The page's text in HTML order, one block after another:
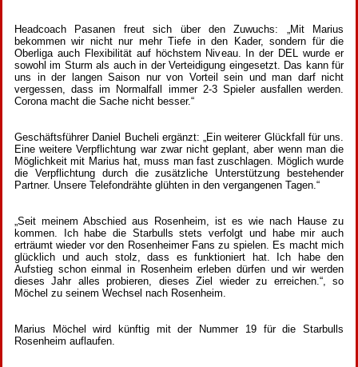
Headcoach Pasanen freut sich über den Zuwuchs: „Mit Marius
bekommen wir nicht nur mehr Tiefe in den Kader, sondern für die
Oberliga auch Flexibilität auf höchstem Niveau. In der DEL wurde er
sowohl im Sturm als auch in der Verteidigung eingesetzt. Das kann für
uns in der langen Saison nur von Vorteil sein und man darf nicht
vergessen, dass im Normalfall immer 2-3 Spieler ausfallen werden.
Corona macht die Sache nicht besser.“
Geschäftsführer Daniel Bucheli ergänzt: „Ein weiterer Glückfall für uns.
Eine weitere Verpflichtung war zwar nicht geplant, aber wenn man die
Möglichkeit mit Marius hat, muss man fast zuschlagen. Möglich wurde
die Verpflichtung durch die zusätzliche Unterstützung bestehender
Partner. Unsere Telefondrähte glühten in den vergangenen Tagen.“
„Seit meinem Abschied aus Rosenheim, ist es wie nach Hause zu
kommen. Ich habe die Starbulls stets verfolgt und habe mir auch
erträumt wieder vor den Rosenheimer Fans zu spielen. Es macht mich
glücklich und auch stolz, dass es funktioniert hat. Ich habe den
Aufstieg schon einmal in Rosenheim erleben dürfen und wir werden
dieses Jahr alles probieren, dieses Ziel wieder zu erreichen.“, so
Möchel zu seinem Wechsel nach Rosenheim.
Marius Möchel wird künftig mit der Nummer 19 für die Starbulls
Rosenheim auflaufen.